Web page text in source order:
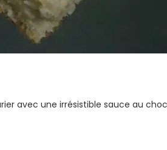
avec une irrésistible sauce au